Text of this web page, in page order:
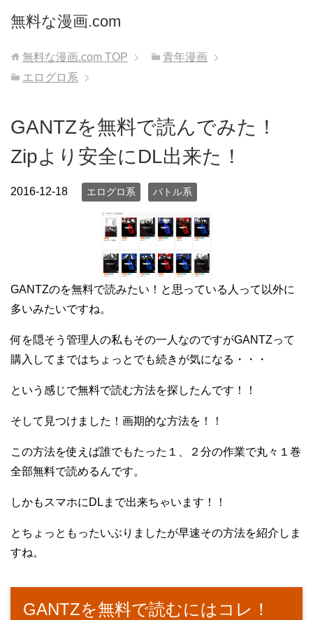
無料な漫画.com
無料な漫画.com TOP
青年漫画
エログロ系
GANTZを無料で読んでみた！
Zipより安全にDL出来た！
2016-12-18 エログロ系 バトル系
GANTZのを無料で読みたい！と思っている人って以外に
多いみたいですね。
何を隠そう管理人の私もその一人なのですがGANTZって
購入してまではちょっとでも続きが気になる・・・
という感じで無料で読む方法を探したんです！！
そして見つけました！画期的な方法を！！
この方法を使えば誰でもたった１、２分の作業で丸々１巻
全部無料で読めるんです。
しかもスマホにDLまで出来ちゃいます！！
とちょっともったいぶりましたが早速その方法を紹介しま
すね。
GANTZを無料で読むにはコレ！